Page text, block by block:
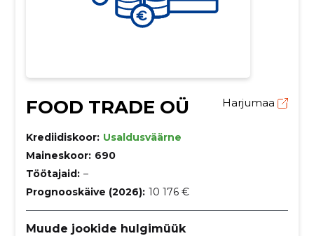
FOOD TRADE OÜ Harjumaa
Krediidiskoor: Usaldusväärne
Maineskoor: 690
Töötajaid: –
Prognooskäive (2026): 10 176 €
Muude jookide hulgimüük